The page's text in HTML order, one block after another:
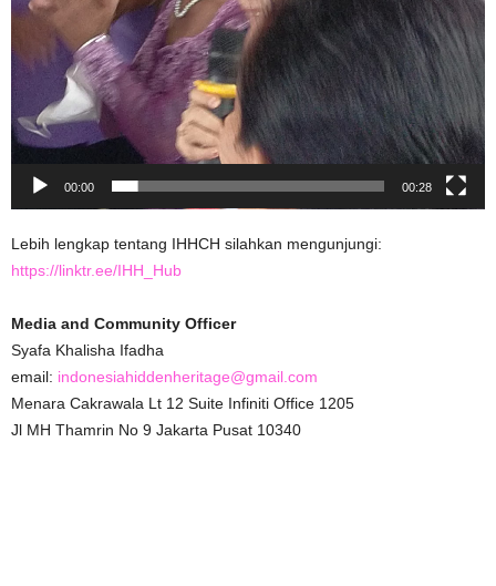
00:00 00:28
Lebih lengkap tentang IHHCH silahkan mengunjungi:
https://linktr.ee/IHH_Hub
Media and Community Officer
Syafa Khalisha Ifadha
email: indonesiahiddenheritage@gmail.com
Menara Cakrawala Lt 12 Suite Infiniti Office 1205
Jl MH Thamrin No 9 Jakarta Pusat 10340